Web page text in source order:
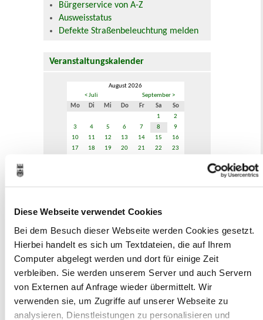
Diese Webseite verwendet Cookies
Bei dem Besuch dieser Webseite werden Cookies gesetzt.
Hierbei handelt es sich um Textdateien, die auf Ihrem
Computer abgelegt werden und dort für einige Zeit
verbleiben. Sie werden unserem Server und auch Servern
von Externen auf Anfrage wieder übermittelt. Wir
verwenden sie, um Zugriffe auf unserer Webseite zu
analysieren, Dienstleistungen zu personalisieren und
Bürgerservice von A-Z
Ausweisstatus
Defekte Straßenbeleuchtung melden
Veranstaltungskalender
August 2026
< Juli
September >
Mo
Di Mi Do Fr Sa
So
1
2
3
4 5 6 7 8
9
10
11 12 13 14 15
16
17
18 19 20 21 22
23
Veranstaltungskategorie
Museen